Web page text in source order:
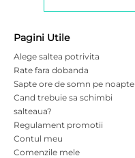
Pagini Utile
Alege saltea potrivita
Rate fara dobanda
Sapte ore de somn pe noapte
Cand trebuie sa schimbi
salteaua?
Regulament promotii
Contul meu
Comenzile mele